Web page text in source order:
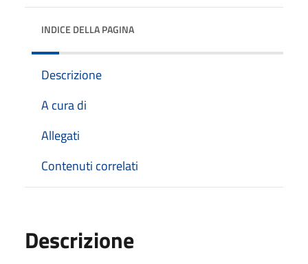
INDICE DELLA PAGINA
Descrizione
A cura di
Allegati
Contenuti correlati
Descrizione